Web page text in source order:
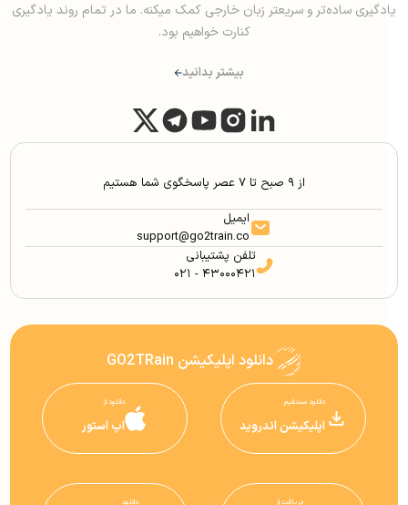
یادگیری ساده‌تر و سریعتر زبان خارجی کمک میکنه. ما در تمام روند یادگیری
کنارت خواهیم بود.
بیشتر بدانید
از ۹ صبح تا ۷ عصر پاسخگوی شما هستیم
ایمیل
support@go2train.co
تلفن پشتیبانی
۰۲۱ - ۴۳۰۰۰۴۲۱
دانلود اپلیکیشن GO2TRain
دانلود مستقیم
اپلیکیشن اندروید
دانلود از
اپ استور
دریافت از دانلود